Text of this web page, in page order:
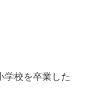
学校を卒業した